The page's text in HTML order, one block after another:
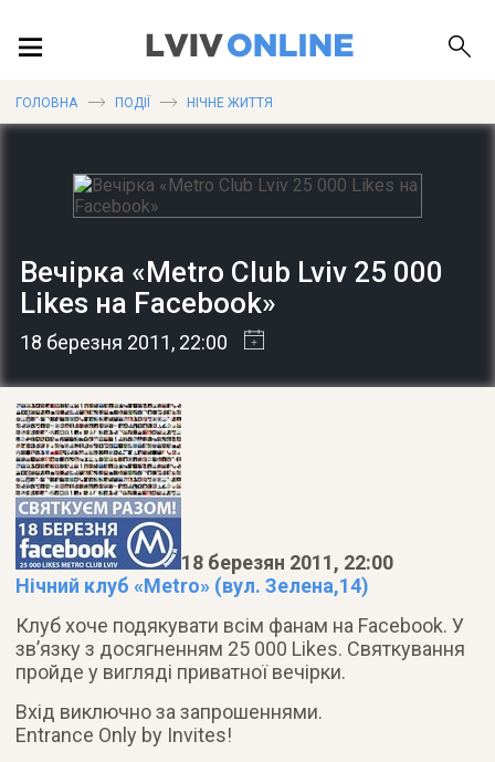
ПУБЛІКАЦІЇ
ДОВІДКА
ГОЛОВНА ПОДІЇ НІЧНЕ ЖИТТЯ
Вечірка «Metro Club Lviv 25 000
Likes на Facebook»
18 березня 2011, 22:00
18 березян 2011, 22:00
Нічний клуб «Metro» (вул. Зелена,14)
Клуб хоче подякувати всім фанам на Facebook. У
зв’язку з досягненням 25 000 Likes. Святкування
пройде у вигляді приватної вечірки.
Вхід виключно за запрошеннями.
Entrance Only by Invites!